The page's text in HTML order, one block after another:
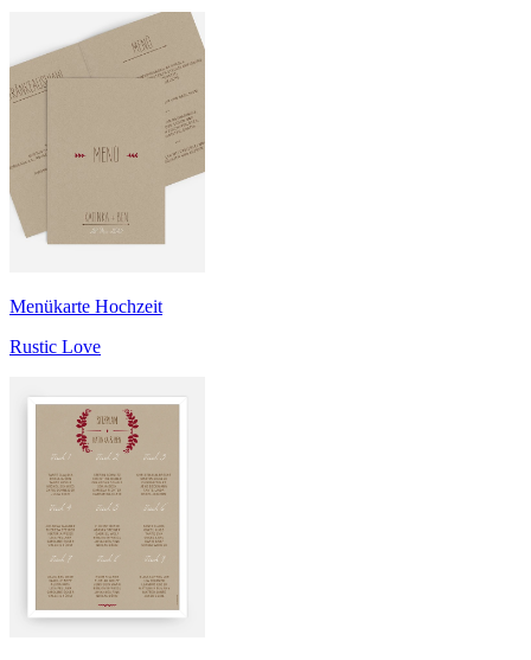
Menükarte Hochzeit
Rustic Love